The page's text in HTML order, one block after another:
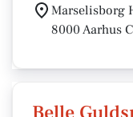
Marselisborg
8000 Aarhus C